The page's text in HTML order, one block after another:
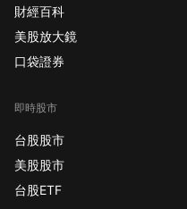
財經百科
美股放大鏡
口袋證券
即時股市
台股股市
美股股市
台股ETF